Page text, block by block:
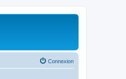
Connexion